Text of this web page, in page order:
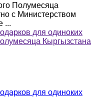
Полумесяца
с Министерством
...
для одиноких
Кыргызстана
для одиноких